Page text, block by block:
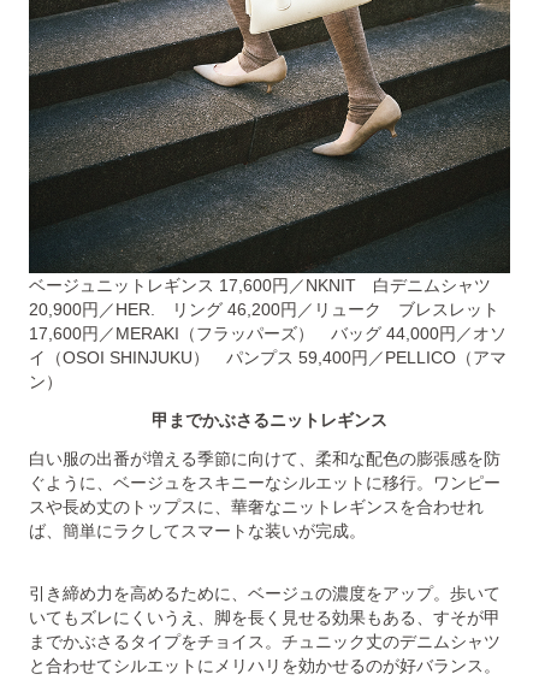
ベージュニットレギンス 17,600円／NKNIT 白デニムシャツ
20,900円／HER. リング 46,200円／リューク ブレスレット
17,600円／MERAKI（フラッパーズ） バッグ 44,000円／オソ
イ（OSOI SHINJUKU） パンプス 59,400円／PELLICO（アマ
ン）
甲までかぶさるニットレギンス
白い服の出番が増える季節に向けて、柔和な配色の膨張感を防
ぐように、ベージュをスキニーなシルエットに移行。ワンピー
スや長め丈のトップスに、華奢なニットレギンスを合わせれ
ば、簡単にラクしてスマートな装いが完成。
引き締め力を高めるために、ベージュの濃度をアップ。歩いて
いてもズレにくいうえ、脚を長く見せる効果もある、すそが甲
までかぶさるタイプをチョイス。チュニック丈のデニムシャツ
と合わせてシルエットにメリハリを効かせるのが好バランス。